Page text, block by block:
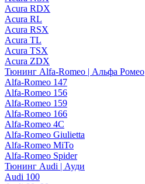
Acura RDX
Acura RL
Acura RSX
Acura TL
Acura TSX
Acura ZDX
Тюнинг Alfa-Romeo | Альфа Ромео
Alfa-Romeo 147
Alfa-Romeo 156
Alfa-Romeo 159
Alfa-Romeo 166
Alfa-Romeo 4C
Alfa-Romeo Giulietta
Alfa-Romeo MiTo
Alfa-Romeo Spider
Тюнинг Audi | Ауди
Audi 100